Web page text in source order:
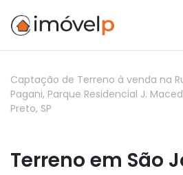
Captação de Terreno à venda na
Pagani, Parque Residencial J.
Preto, SP
Terreno em São